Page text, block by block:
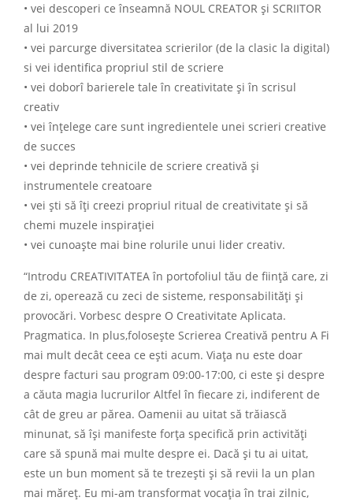
• vei descoperi ce înseamnă NOUL CREATOR și SCRIITOR
al lui 2019
• vei parcurge diversitatea scrierilor (de la clasic la digital)
si vei identifica propriul stil de scriere
• vei doborî barierele tale în creativitate şi în scrisul
creativ
• vei înțelege care sunt ingredientele unei scrieri creative
de succes
• vei deprinde tehnicile de scriere creativă și
instrumentele creatoare
• vei şti să îţi creezi propriul ritual de creativitate şi să
chemi muzele inspiraţiei
• vei cunoaşte mai bine rolurile unui lider creativ.
“Introdu CREATIVITATEA în portofoliul tău de ființă care, zi
de zi, operează cu zeci de sisteme, responsabilități și
provocări. Vorbesc despre O Creativitate Aplicata.
Pragmatica. In plus,folosește Scrierea Creativă pentru A Fi
mai mult decât ceea ce ești acum. Viața nu este doar
despre facturi sau program 09:00-17:00, ci este și despre
a căuta magia lucrurilor Altfel în fiecare zi, indiferent de
cât de greu ar părea. Oamenii au uitat să trăiască
minunat, să își manifeste forța specifică prin activități
care să spună mai multe despre ei. Dacă și tu ai uitat,
este un bun moment să te trezești și să revii la un plan
mai măreț. Eu mi-am transformat vocația în trai zilnic,